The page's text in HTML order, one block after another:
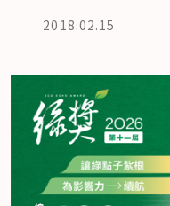
2018.02.15